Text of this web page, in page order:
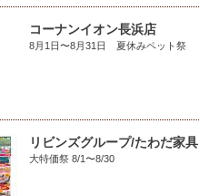
コーナンイオン長浜店
8月1日〜8月31日 夏休みペット祭
リビンズグループ/たわだ家具
大特価祭 8/1〜8/30